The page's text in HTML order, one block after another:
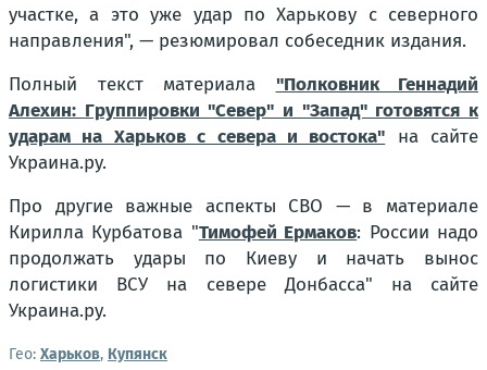
участке, а это уже удар по Харькову с северного
направления", — резюмировал собеседник издания.
Полный текст материала "Полковник Геннадий
Алехин: Группировки "Север" и "Запад" готовятся к
ударам на Харьков с севера и востока" на сайте
Украина.ру.
Про другие важные аспекты СВО — в материале
Кирилла Курбатова "Тимофей Ермаков: России надо
продолжать удары по Киеву и начать вынос
логистики ВСУ на севере Донбасса" на сайте
Украина.ру.
Гео: Харьков, Купянск